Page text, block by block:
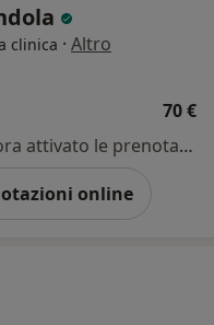
clinica · Altro
70 €
Questo dottore non ha ancora attivato le prenotazioni online presso questo indirizzo.
online